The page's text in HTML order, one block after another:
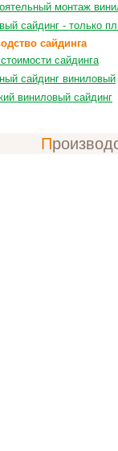
монтаж
сайдинг - только
сайдинга
сайдинга
сайдинг виниловый
виниловый сайдинг